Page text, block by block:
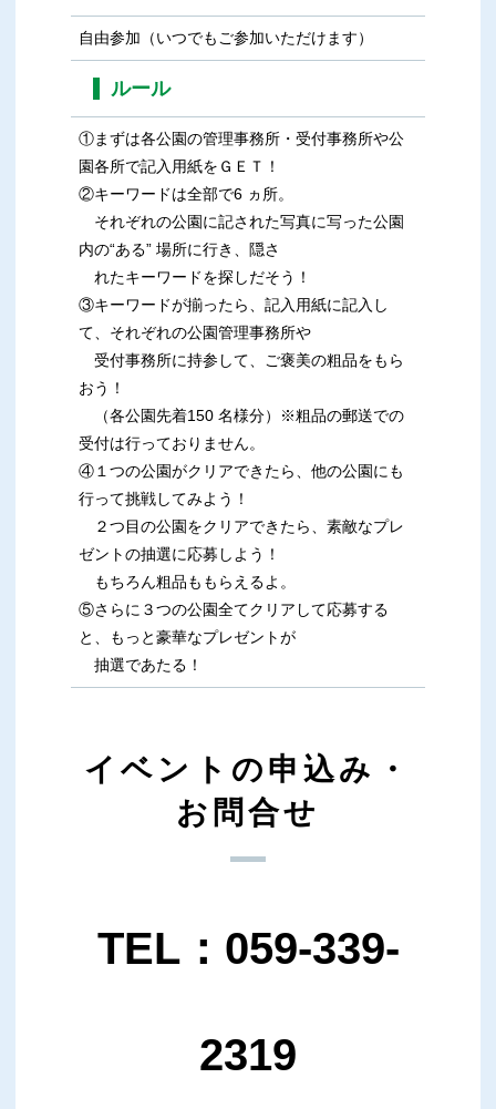
自由参加（いつでもご参加いただけます）
ルール
①まずは各公園の管理事務所・受付事務所や公
園各所で記入用紙をＧＥＴ！
②キーワードは全部で6 ヵ所。
それぞれの公園に記された写真に写った公園
内の“ある” 場所に行き、隠さ
れたキーワードを探しだそう！
③キーワードが揃ったら、記入用紙に記入し
て、それぞれの公園管理事務所や
受付事務所に持参して、ご褒美の粗品をもら
おう！
（各公園先着150 名様分）※粗品の郵送での
受付は行っておりません。
④１つの公園がクリアできたら、他の公園にも
行って挑戦してみよう！
２つ目の公園をクリアできたら、素敵なプレ
ゼントの抽選に応募しよう！
もちろん粗品ももらえるよ。
⑤さらに３つの公園全てクリアして応募する
と、もっと豪華なプレゼントが
抽選であたる！
イベントの申込み・
お問合せ
TEL：059-339-
2319